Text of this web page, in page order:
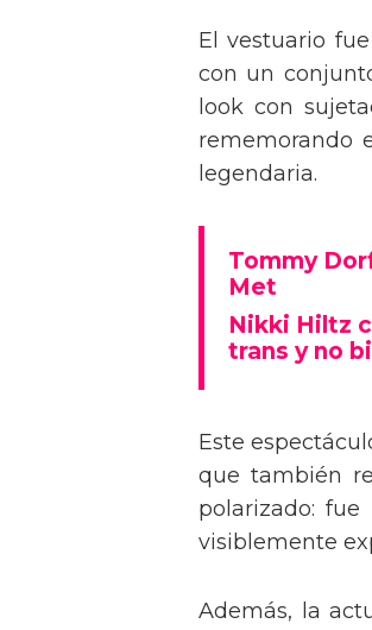
El vestuario
con un
look con
rememorando
legendaria.
Tommy
Met
Nikki Hiltz
trans y no
Este
que también
polarizado:
visiblemente
Además, la